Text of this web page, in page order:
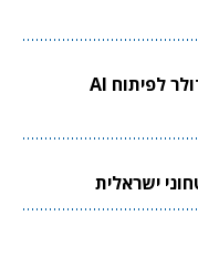
Limitless Labs גייסה 20 מיליון דולר לפיתוח AI